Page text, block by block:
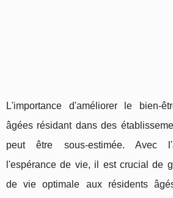
L'importance d'améliorer le bien-
âgées résidant dans des
peut être sous-estimée. Avec
l'espérance de vie, il est crucial de
de vie optimale aux résidents